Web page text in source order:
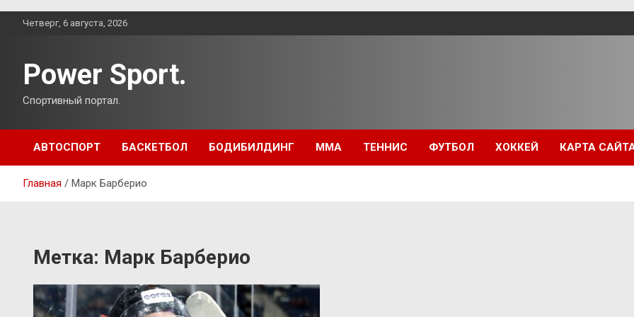
ПерейтиЧетверг, 6 августа, 2026
Power Sport.
Спортивный портал.
АВТОСПОРТ БАСКЕТБОЛ БОДИБИЛДИНГ ММА ТЕННИС ФУТБОЛ ХОККЕЙ КАРТА
Главная Марк Барберио
Метка: Марк Барберио